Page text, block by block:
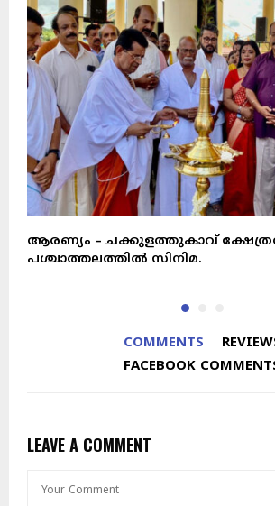
ആരണ്യം – ചക്കുളത്തുകാവ്
പശ്ചാത്തലത്തിൽ സിനിമ.
COMMENTS
FACEBOOK
LEAVE A COMMENT